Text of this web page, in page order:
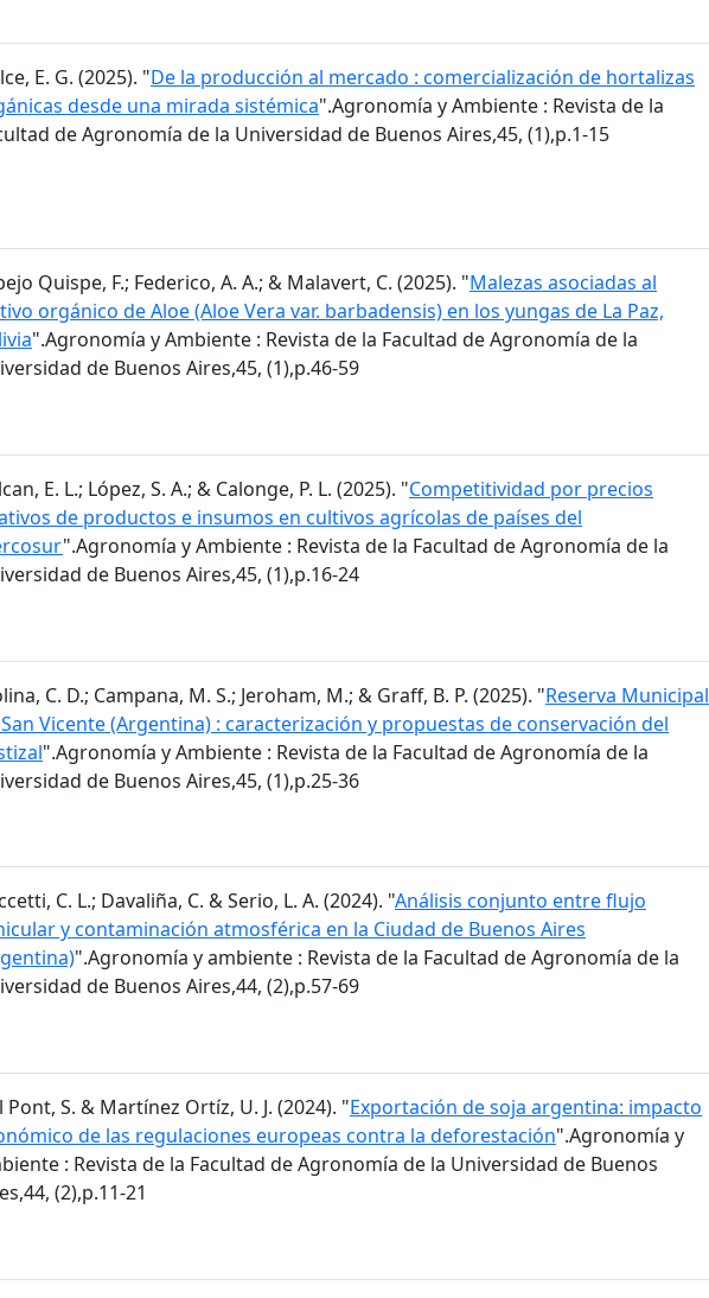
E. G. (2025). "De la producción al mercado : comercialización de hortalizas
desde una mirada sistémica".Agronomía y Ambiente : Revista de la
de Agronomía de la Universidad de Buenos Aires,45, (1),p.1-15
Quispe, F.; Federico, A. A.; & Malavert, C. (2025). "Malezas asociadas al
orgánico de Aloe (Aloe Vera var. barbadensis) en los yungas de La Paz,
".Agronomía y Ambiente : Revista de la Facultad de Agronomía de la
de Buenos Aires,45, (1),p.46-59
E. L.; López, S. A.; & Calonge, P. L. (2025). "Competitividad por precios
de productos e insumos en cultivos agrícolas de países del
".Agronomía y Ambiente : Revista de la Facultad de Agronomía de la
de Buenos Aires,45, (1),p.16-24
C. D.; Campana, M. S.; Jeroham, M.; & Graff, B. P. (2025). "Reserva Municipal
Vicente (Argentina) : caracterización y propuestas de conservación del
".Agronomía y Ambiente : Revista de la Facultad de Agronomía de la
de Buenos Aires,45, (1),p.25-36
C. L.; Davaliña, C. & Serio, L. A. (2024). "Análisis conjunto entre flujo
y contaminación atmosférica en la Ciudad de Buenos Aires
".Agronomía y ambiente : Revista de la Facultad de Agronomía de la
de Buenos Aires,44, (2),p.57-69
Pont, S. & Martínez Ortíz, U. J. (2024). "Exportación de soja argentina: impacto
de las regulaciones europeas contra la deforestación".Agronomía y
: Revista de la Facultad de Agronomía de la Universidad de Buenos
(2),p.11-21